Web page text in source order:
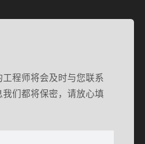
程师将会及时与您联系
我们都将保密，请放心填